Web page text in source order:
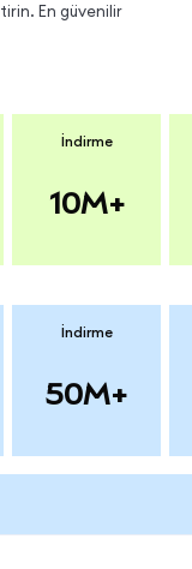
En güvenilir
İndirme
10M+
İndirme
50M+